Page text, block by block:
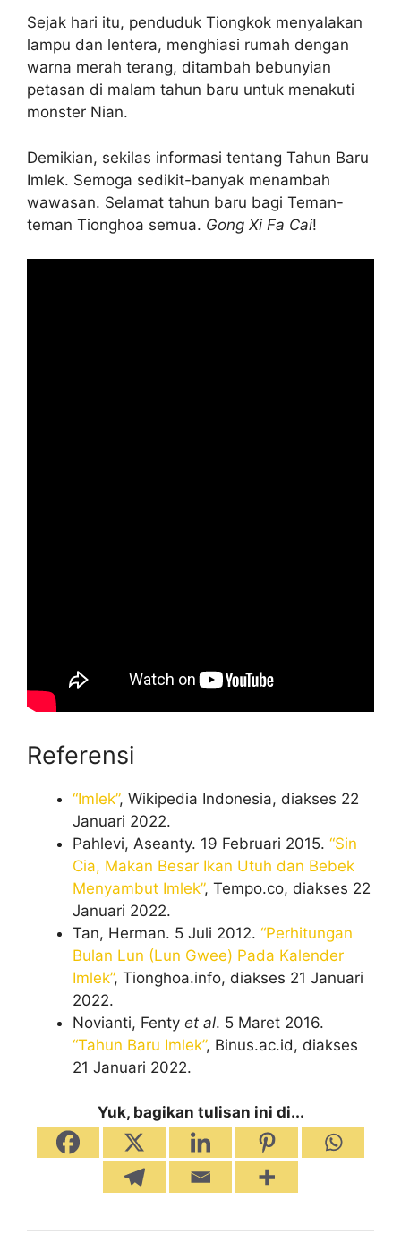
Sejak hari itu, penduduk Tiongkok menyalakan
lampu dan lentera, menghiasi rumah dengan
warna merah terang, ditambah bebunyian
petasan di malam tahun baru untuk menakuti
monster Nian.
Demikian, sekilas informasi tentang Tahun Baru
Imlek. Semoga sedikit-banyak menambah
wawasan. Selamat tahun baru bagi Teman-
teman Tionghoa semua. Gong Xi Fa Cai!
Referensi
“Imlek”, Wikipedia Indonesia, diakses 22
Januari 2022.
Pahlevi, Aseanty. 19 Februari 2015. “Sin
Cia, Makan Besar Ikan Utuh dan Bebek
Menyambut Imlek”, Tempo.co, diakses 22
Januari 2022.
Tan, Herman. 5 Juli 2012. “Perhitungan
Bulan Lun (Lun Gwee) Pada Kalender
Imlek”, Tionghoa.info, diakses 21 Januari
2022.
Novianti, Fenty et al. 5 Maret 2016.
“Tahun Baru Imlek”, Binus.ac.id, diakses
21 Januari 2022.
Yuk, bagikan tulisan ini di...